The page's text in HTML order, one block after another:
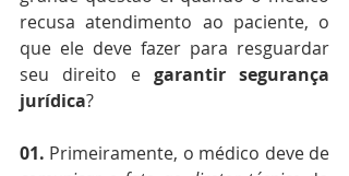
recusa atendimento ao paciente, o
que ele deve fazer para resguardar
seu direito e garantir segurança
jurídica?
01.